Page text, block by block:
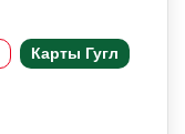
Карты Гугл